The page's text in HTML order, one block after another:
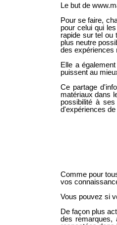
Le but de
Pour se faire,
pour celui qui
rapide sur tel ou
plus neutre
des expériences
Elle a
puissent au
Ce partage
matériaux dans
possibilité à
d'expériences
Comme pour
vos
Vous pouvez si
De façon plus
des remarques,